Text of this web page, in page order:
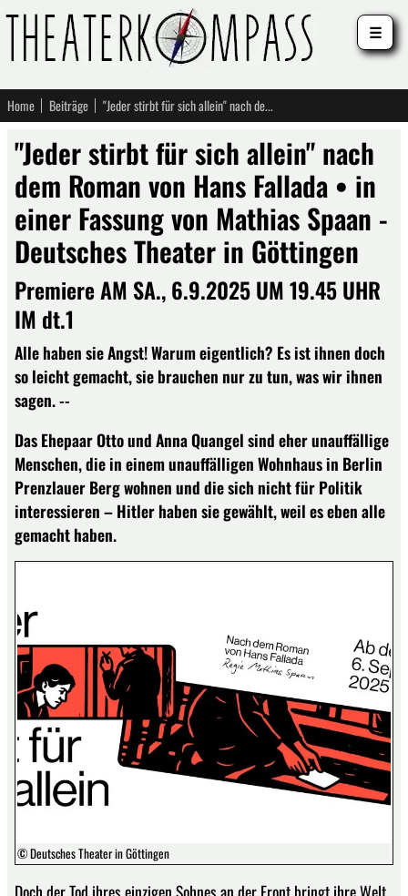
Home Beiträge "Jeder stirbt für sich allein" nach dem Roman von Hans Fallada • in einer Fassung von Mathias Spaan - Deutsches Theater in Göttingen
"Jeder stirbt für sich allein" nach
dem Roman von Hans Fallada • in
einer Fassung von Mathias Spaan -
Deutsches Theater in Göttingen
Premiere AM SA., 6.9.2025 UM 19.45 UHR
IM dt.1
Alle haben sie Angst! Warum eigentlich? Es ist ihnen doch
so leicht gemacht, sie brauchen nur zu tun, was wir ihnen
sagen. --
Das Ehepaar Otto und Anna Quangel sind eher unauffällige
Menschen, die in einem unauffälligen Wohnhaus in Berlin
Prenzlauer Berg wohnen und die sich nicht für Politik
interessieren – Hitler haben sie gewählt, weil es eben alle
gemacht haben.
© Deutsches Theater in Göttingen
Doch der Tod ihres einzigen Sohnes an der Front bringt ihre Welt
☰